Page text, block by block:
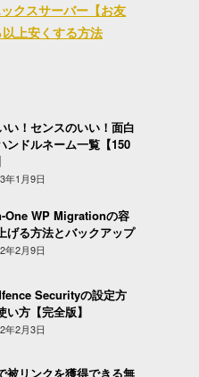
クスサーバー【お友
上安くする方法
い！センスのいい！面白
ンドルネーム一覧【150
年1月9日
One WP Migrationの容
げる方法とバックアップ
年2月9日
Securityの設定方
い方【完全版】
年2月3日
被リンクを獲得できる無